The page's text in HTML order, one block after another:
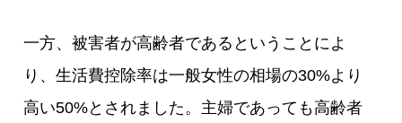
一方、被害者が高齢者であるということによ
り、生活費控除率は一般女性の相場の30%より
高い50%とされました。主婦であっても高齢者